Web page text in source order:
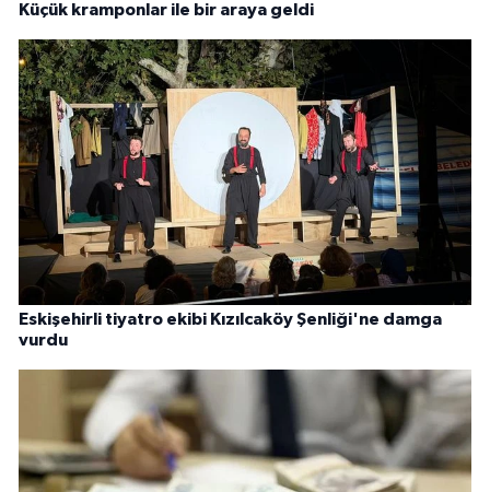
Küçük kramponlar ile bir araya geldi
Eskişehirli tiyatro ekibi Kızılcaköy Şenliği'ne damga
vurdu